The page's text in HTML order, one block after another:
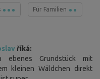
Für Familien
říká:
Grundstück mit
kleinen Wäldchen direkt